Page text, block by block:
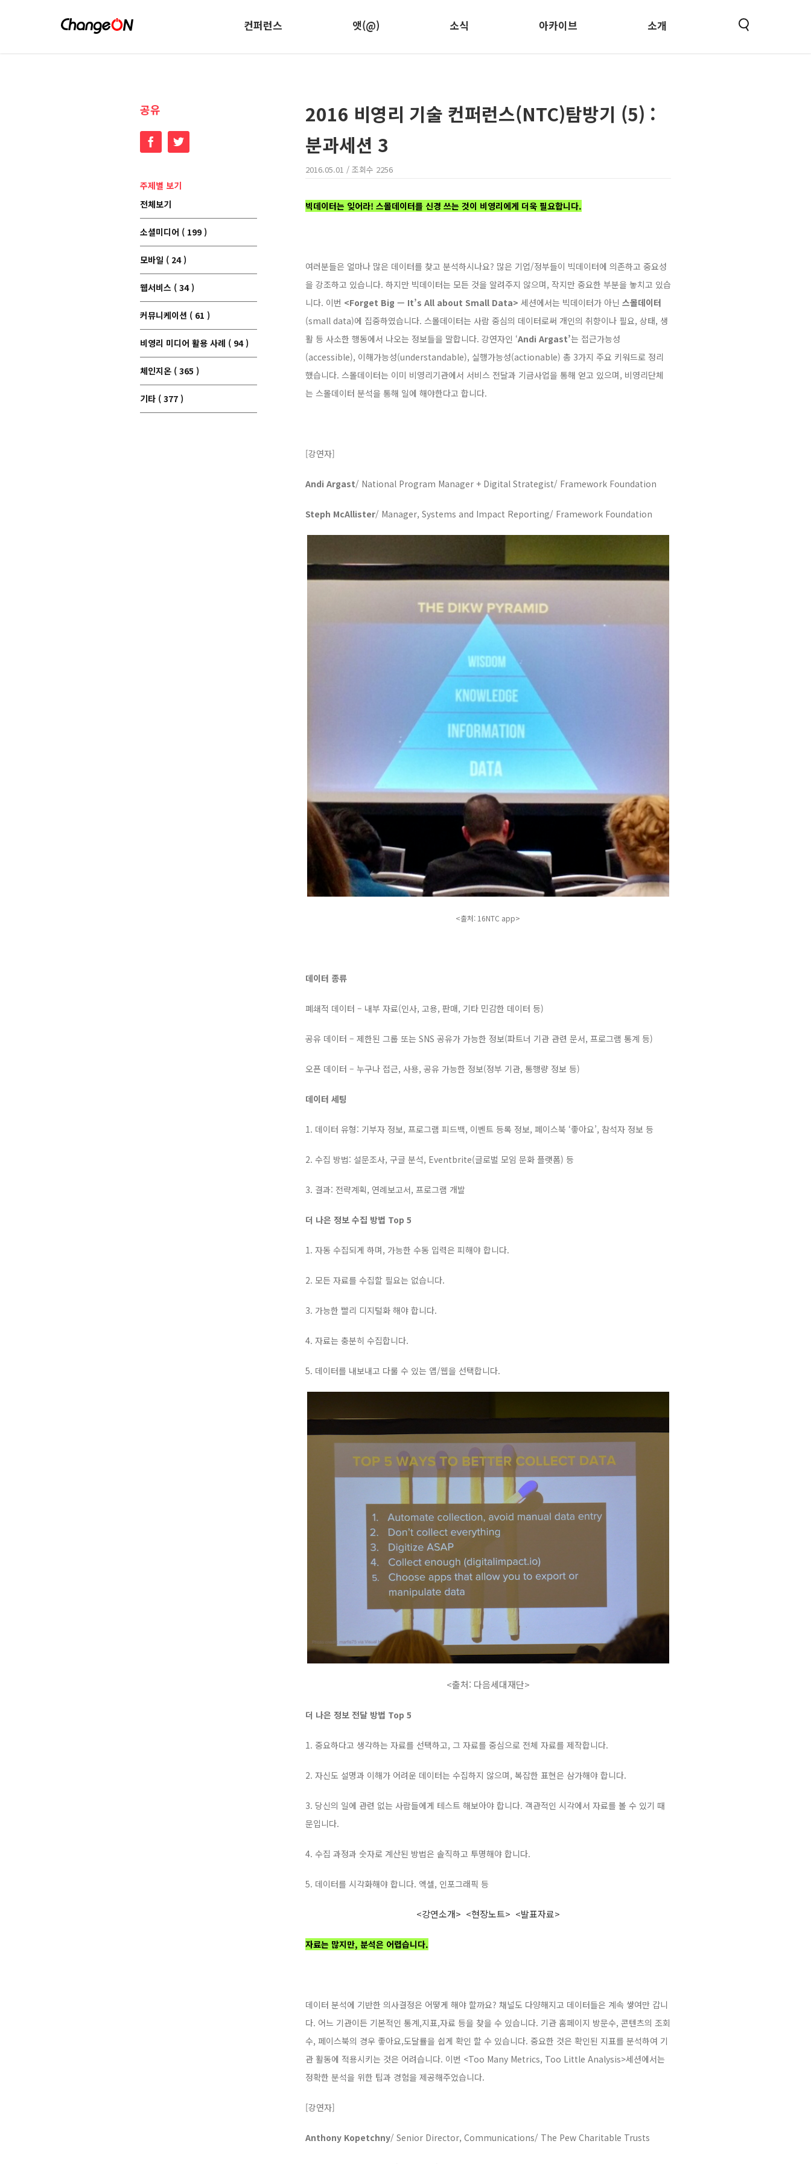
컨퍼런스 앳(@) 소식 아카이브 소개
2016 비영리 기술 컨퍼런스(NTC)탐방기 (5) :
분과세션 3
2016.05.01 / 조회수 2256
빅데이터는 잊어라! 스몰데이터를 신경 쓰는 것이 비영리에게 더욱 필요합니다.
여러분들은 얼마나 많은 데이터를 찾고 분석하시나요? 많은 기업/정부들이 빅데이터에 의존하고 중요성
을 강조하고 있습니다. 하지만 빅데이터는 모든 것을 알려주지 않으며, 작지만 중요한 부분을 놓치고 있습
니다. 이번 <Forget Big — It’s All about Small Data> 세션에서는 빅데이터가 아닌 스몰데이터
(small data)에 집중하였습니다. 스몰데이터는 사람 중심의 데이터로써 개인의 취향이나 필요, 상태, 생
활 등 사소한 행동에서 나오는 정보들을 말합니다. 강연자인 ‘Andi Argast’는 접근가능성
(accessible), 이해가능성(understandable), 실행가능성(actionable) 총 3가지 주요 키워드로 정리
했습니다. 스몰데이터는 이미 비영리기관에서 서비스 전달과 기금사업을 통해 얻고 있으며, 비영리단체
는 스몰데이터 분석을 통해 일에 해야한다고 합니다.
[강연자]
Andi Argast/ National Program Manager + Digital Strategist/ Framework Foundation
Steph McAllister/ Manager, Systems and Impact Reporting/ Framework Foundation
<출처: 16NTC app>
데이터 종류
폐쇄적 데이터 – 내부 자료(인사, 고용, 판매, 기타 민감한 데이터 등)
공유 데이터 – 제한된 그룹 또는 SNS 공유가 가능한 정보(파트너 기관 관련 문서, 프로그램 통계 등)
오픈 데이터 – 누구나 접근, 사용, 공유 가능한 정보(정부 기관, 통행량 정보 등)
데이터 세팅
1. 데이터 유형: 기부자 정보, 프로그램 피드백, 이벤트 등록 정보, 페이스북 ‘좋아요’, 참석자 정보 등
2. 수집 방법: 설문조사, 구글 분석, Eventbrite(글로벌 모임 문화 플랫폼) 등
3. 결과: 전략계획, 연례보고서, 프로그램 개발
더 나은 정보 수집 방법 Top 5
1. 자동 수집되게 하며, 가능한 수동 입력은 피해야 합니다.
2. 모든 자료를 수집할 필요는 없습니다.
3. 가능한 빨리 디지털화 해야 합니다.
4. 자료는 충분히 수집합니다.
5. 데이터를 내보내고 다룰 수 있는 앱/웹을 선택합니다.
<출처: 다음세대재단>
더 나은 정보 전달 방법 Top 5
1. 중요하다고 생각하는 자료를 선택하고, 그 자료를 중심으로 전체 자료를 제작합니다.
2. 자신도 설명과 이해가 어려운 데이터는 수집하지 않으며, 복잡한 표현은 삼가해야 합니다.
3. 당신의 일에 관련 없는 사람들에게 테스트 해보아야 합니다. 객관적인 시각에서 자료를 볼 수 있기 때
문입니다.
4. 수집 과정과 숫자로 계산된 방법은 솔직하고 투명해야 합니다.
5. 데이터를 시각화해야 합니다. 엑셀, 인포그래픽 등
<강연소개> <현장노트> <발표자료>
자료는 많지만, 분석은 어렵습니다.
데이터 분석에 기반한 의사결정은 어떻게 해야 할까요? 채널도 다양해지고 데이터들은 계속 쌓여만 갑니
다. 어느 기관이든 기본적인 통계,지표,자료 등을 찾을 수 있습니다. 기관 홈페이지 방문수, 콘텐츠의 조회
수, 페이스북의 경우 좋아요,도달률을 쉽게 확인 할 수 있습니다. 중요한 것은 확인된 지표를 분석하여 기
관 활동에 적용시키는 것은 어려습니다. 이번 <Too Many Metrics, Too Little Analysis>세션에서는
정확한 분석을 위한 팁과 경험을 제공해주었습니다.
[강연자]
Anthony Kopetchny/ Senior Director, Communications/ The Pew Charitable Trusts
공유
FacebookTwitter
주제별 보기
전체보기
소셜미디어 ( 199 )
모바일 ( 24 )
웹서비스 ( 34 )
커뮤니케이션 ( 61 )
비영리 미디어 활용 사례 ( 94 )
체인지온 ( 365 )
기타 ( 377 )